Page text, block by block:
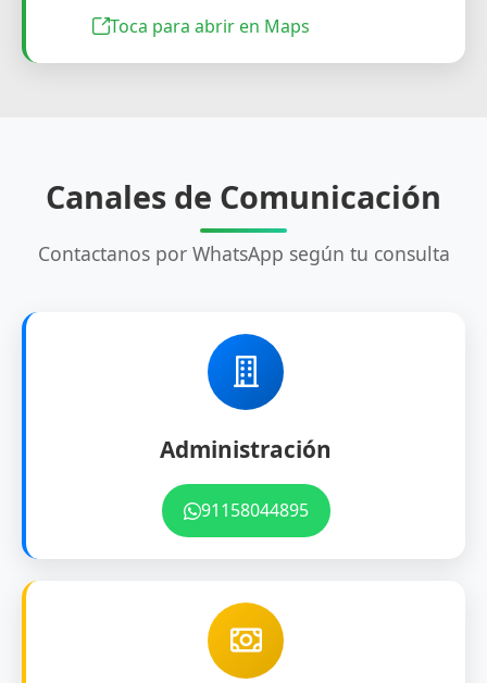
Toca para abrir en Maps
Canales de Comunicación
Contactanos por WhatsApp según tu consulta
Administración
91158044895